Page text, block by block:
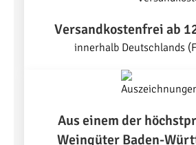
Versandkostenfrei ab
innerhalb Deutschlands
Aus einem der
Weingüter Baden-